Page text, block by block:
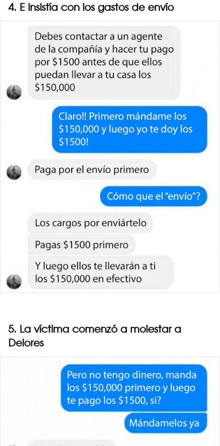
4. E insistía con los gastos de envío
5. La víctima comenzó a molestar a
Delores